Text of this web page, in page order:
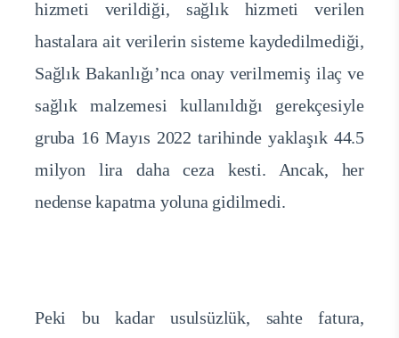
hizmeti verildiği, sağlık hizmeti verilen
hastalara ait verilerin sisteme kaydedilmediği,
Sağlık Bakanlığı’nca onay verilmemiş ilaç ve
sağlık malzemesi kullanıldığı gerekçesiyle
gruba 16 Mayıs 2022 tarihinde yaklaşık 44.5
milyon lira daha ceza kesti. Ancak, her
nedense kapatma yoluna gidilmedi.
Peki bu kadar usulsüzlük, sahte fatura,